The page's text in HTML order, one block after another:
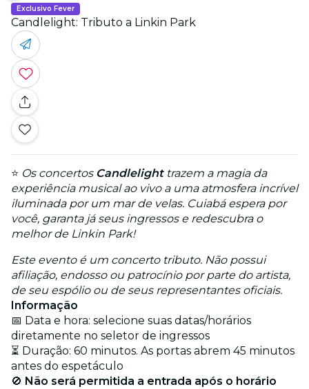
Exclusivo Fever
Candlelight: Tributo a Linkin Park
⭐ Os concertos Candlelighttrazem a magia da
experiência musical ao vivo a uma atmosfera incrível
iluminada por um mar de velas. Cuiabá espera por
você, garanta já seus ingressos e redescubra o
melhor de Linkin Park!
Este evento é um concerto tributo. Não possui
afiliação, endosso ou patrocínio por parte do artista,
de seu espólio ou de seus representantes oficiais.
Informação
📅 Data e hora: selecione suas datas/horários
diretamente no seletor de ingressos
⏳ Duração: 60 minutos. As portas abrem 45 minutos
antes do espetáculo
🚫 Não será permitida a entrada após o horário